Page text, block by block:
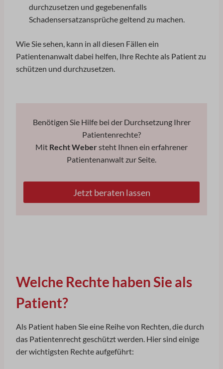
durchzusetzen und gegebenenfalls
Schadensersatzansprüche geltend zu machen.
Wie Sie sehen, kann in all diesen Fällen ein
Patientenanwalt dabei helfen, Ihre Rechte als Patient zu
schützen und durchzusetzen.
Benötigen Sie Hilfe bei der Durchsetzung Ihrer
Patientenrechte?
Mit Recht Webersteht Ihnen ein erfahrener
Patientenanwalt zur Seite.
Jetzt beraten lassen
Welche Rechte haben Sie als
Patient?
Als Patient haben Sie eine Reihe von Rechten, die durch
das Patientenrecht geschützt werden. Hier sind einige
der wichtigsten Rechte aufgeführt: